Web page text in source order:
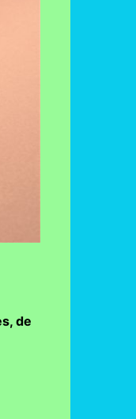
de